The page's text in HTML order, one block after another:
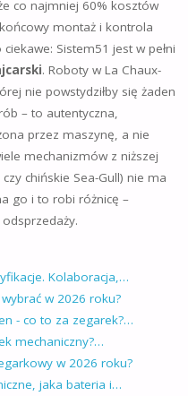
co najmniej 60% kosztów
montaż i kontrola
Sistem51 jest w pełni
. Roboty w La Chaux-
nie powstydziłby się żaden
– to autentyczna,
przez maszynę, a nie
mechanizmów z niższej
chińskie Sea-Gull) nie ma
go i to robi różnicę –
Kolaboracja,…
w 2026 roku?
- co to za zegarek?…
mechaniczny?…
w 2026 roku?
jaka bateria i…